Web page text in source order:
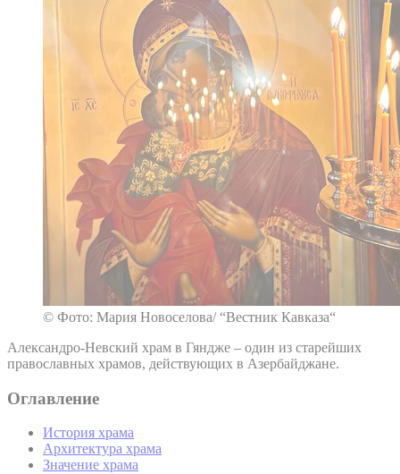
© Фото: Мария Новоселова/ “Вестник Кавказа“
Александро-Невский храм в Гяндже – один из старейших
православных храмов, действующих в Азербайджане.
Оглавление
История храма
Архитектура храма
Значение храма